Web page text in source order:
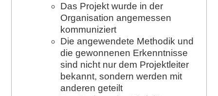
Das Projekt wurde in der
Organisation angemessen
kommuniziert
Die angewendete Methodik und
die gewonnenen Erkenntnisse
sind nicht nur dem Projektleiter
bekannt, sondern werden mit
anderen geteilt